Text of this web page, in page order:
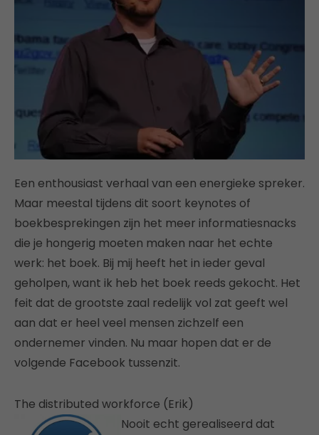
Een enthousiast verhaal van een energieke spreker.
Maar meestal tijdens dit soort keynotes of
boekbesprekingen zijn het meer informatiesnacks
die je hongerig moeten maken naar het echte
werk: het boek. Bij mij heeft het in ieder geval
geholpen, want ik heb het boek reeds gekocht. Het
feit dat de grootste zaal redelijk vol zat geeft wel
aan dat er heel veel mensen zichzelf een
ondernemer vinden. Nu maar hopen dat er de
volgende Facebook tussenzit.
The distributed workforce (Erik)
Nooit echt gerealiseerd dat